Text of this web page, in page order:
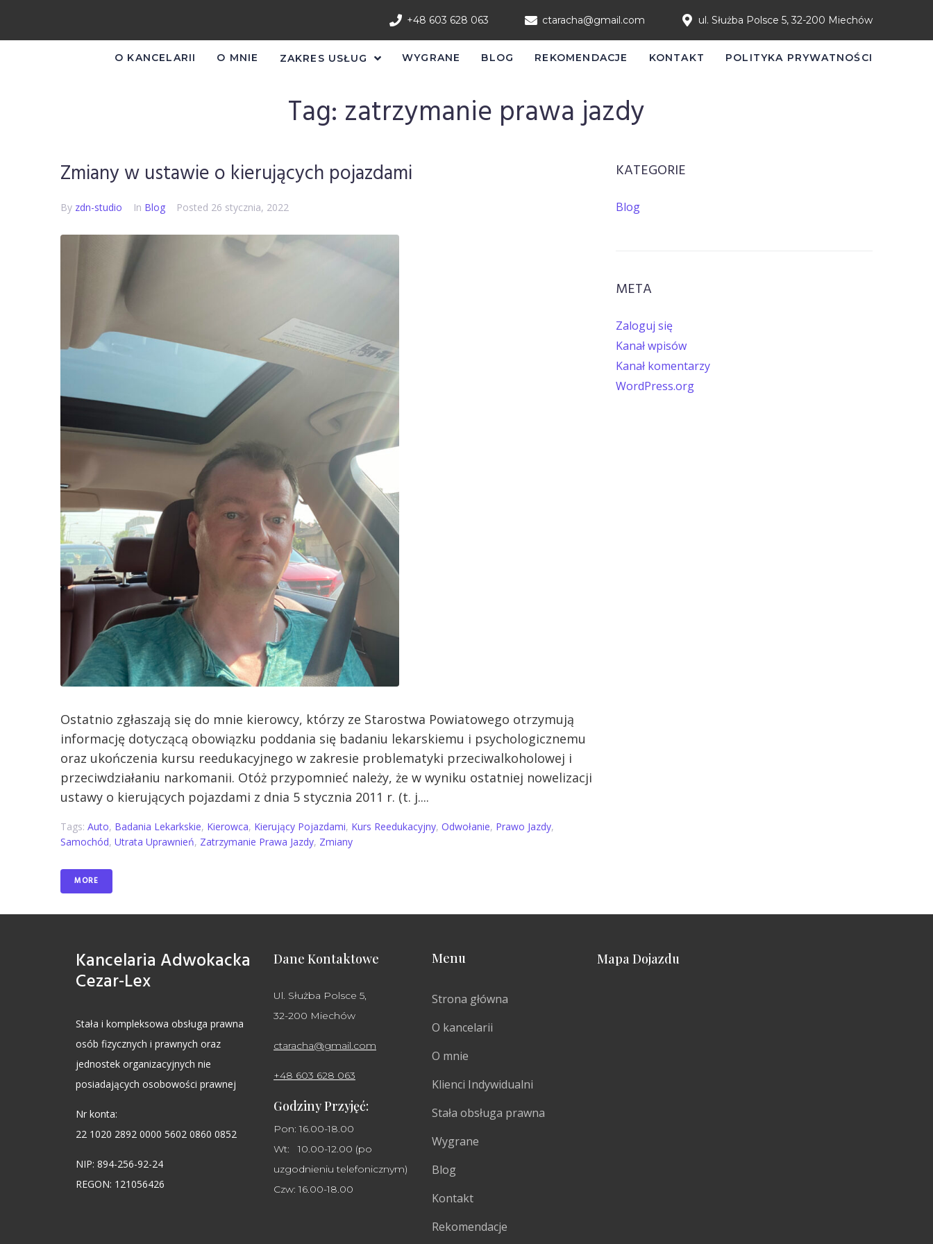
+48 603 628 063 ctaracha@gmail.com ul. Służba Polsce 5, 32-200 Miechów
O KANCELARII O MNIE ZAKRES USŁUG WYGRANE BLOG REKOMENDACJE KONTAKT POLITYKA PRYWATNOŚCI
Tag: zatrzymanie prawa jazdy
Zmiany w ustawie o kierujących pojazdami
By zdn-studio In Blog Posted 26 stycznia, 2022
Ostatnio zgłaszają się do mnie kierowcy, którzy ze Starostwa Powiatowego otrzymują
informację dotyczącą obowiązku poddania się badaniu lekarskiemu i psychologicznemu
oraz ukończenia kursu reedukacyjnego w zakresie problematyki przeciwalkoholowej i
przeciwdziałaniu narkomanii. Otóż przypomnieć należy, że w wyniku ostatniej nowelizacji
ustawy o kierujących pojazdami z dnia 5 stycznia 2011 r. (t. j....
Tags: Auto, Badania Lekarkskie, Kierowca, Kierujący Pojazdami, Kurs Reedukacyjny, Odwołanie, Prawo Jazdy,
Samochód, Utrata Uprawnień, Zatrzymanie Prawa Jazdy, Zmiany
MORE
KATEGORIE
Blog
META
Zaloguj się
Kanał wpisów
Kanał komentarzy
WordPress.org
Kancelaria Adwokacka
Cezar-Lex
Stała i kompleksowa obsługa prawna
osób fizycznych i prawnych oraz
jednostek organizacyjnych nie
posiadających osobowości prawnej
Nr konta:
22 1020 2892 0000 5602 0860 0852
NIP: 894-256-92-24
REGON: 121056426
Dane Kontaktowe
Ul. Służba Polsce 5,
32-200 Miechów
ctaracha@gmail.com
+48 603 628 063
Godziny Przyjęć:
Pon: 16.00-18.00
Wt: 10.00-12.00 (po
uzgodnieniu telefonicznym)
Czw: 16.00-18.00
Menu
Strona główna
O kancelarii
O mnie
Klienci Indywidualni
Stała obsługa prawna
Wygrane
Blog
Kontakt
Rekomendacje
Mapa Dojazdu